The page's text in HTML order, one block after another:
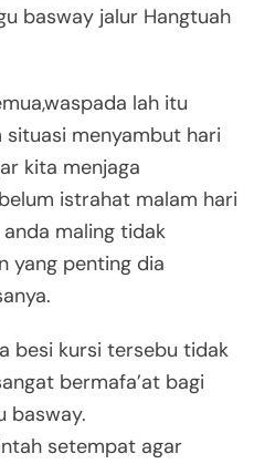
basway jalur Hangtuah
lah itu
situasi menyambut hari
kita menjaga
istrahat malam hari
maling tidak
yang penting dia
besi kursi tersebu tidak
bermafa’at bagi
basway.
setempat agar